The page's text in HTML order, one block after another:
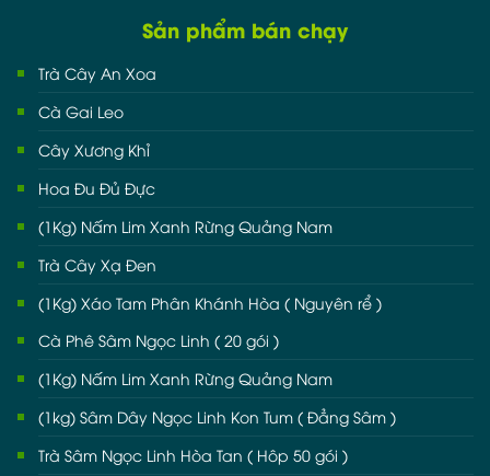
Sản phẩm bán chạy
Trà Cây An Xoa
Cà Gai Leo
Cây Xương Khỉ
Hoa Đu Đủ Đực
(1Kg) Nấm Lim Xanh Rừng Quảng Nam
Trà Cây Xạ Đen
(1Kg) Xáo Tam Phân Khánh Hòa ( Nguyên rể )
Cà Phê Sâm Ngọc Linh ( 20 gói )
(1Kg) Nấm Lim Xanh Rừng Quảng Nam
(1kg) Sâm Dây Ngọc Linh Kon Tum ( Đẳng Sâm )
Trà Sâm Ngọc Linh Hòa Tan ( Hôp 50 gói )